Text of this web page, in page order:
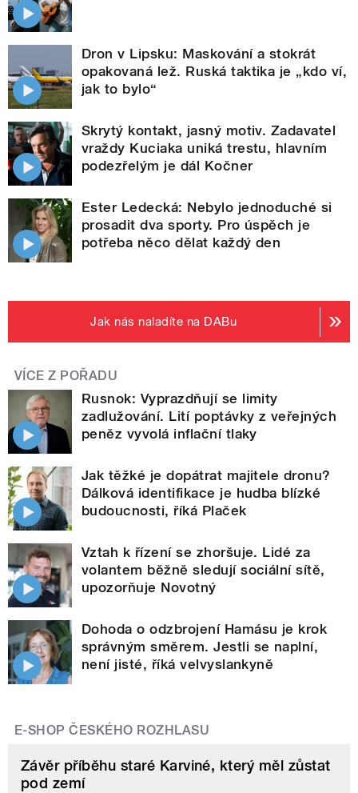
Dron v Lipsku: Maskování a stokrát
opakovaná lež. Ruská taktika je „kdo ví,
jak to bylo“
Skrytý kontakt, jasný motiv. Zadavatel
vraždy Kuciaka uniká trestu, hlavním
podezřelým je dál Kočner
Ester Ledecká: Nebylo jednoduché si
prosadit dva sporty. Pro úspěch je
potřeba něco dělat každý den
Jak nás naladíte na DABu
VÍCE Z POŘADU
Rusnok: Vyprazdňují se limity
zadlužování. Lití poptávky z veřejných
peněz vyvolá inflační tlaky
Jak těžké je dopátrat majitele dronu?
Dálková identifikace je hudba blízké
budoucnosti, říká Plaček
Vztah k řízení se zhoršuje. Lidé za
volantem běžně sledují sociální sítě,
upozorňuje Novotný
Dohoda o odzbrojení Hamásu je krok
správným směrem. Jestli se naplní,
není jisté, říká velvyslankyně
E-SHOP ČESKÉHO ROZHLASU
Závěr příběhu staré Karviné, který měl zůstat
pod zemí